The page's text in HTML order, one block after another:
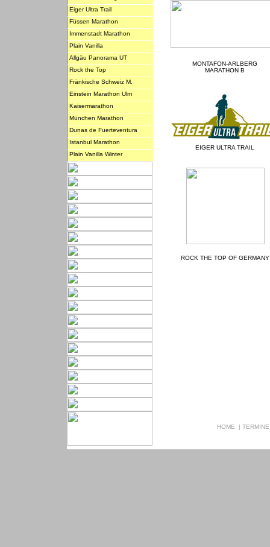
MONTAFON-ARLBERG
MARATHON B
EIGER ULTRA TRAIL
ROCK THE TOP OF GERMANY
Eiger Ultra Trail
Füssen Marathon
Immenstadt Marathon
Plain Vanilla
Allgäu Panorama UT
Rock the Top
Fränkische Schweiz M.
Einstein Marathon Ulm
Kaisermarathon
München Marathon
Dunas de Fuerteventura
Istanbul Marathon
Plain Vanilla Winter
HOME | TERMINE